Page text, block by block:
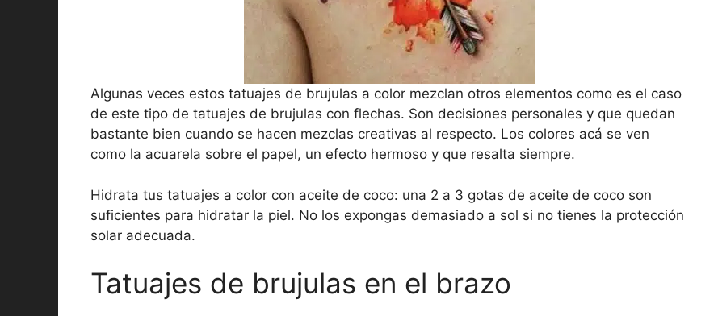
Algunas veces estos tatuajes de brujulas a color mezclan otros elementos como es el caso
de este tipo de tatuajes de brujulas con flechas. Son decisiones personales y que quedan
bastante bien cuando se hacen mezclas creativas al respecto. Los colores acá se ven
como la acuarela sobre el papel, un efecto hermoso y que resalta siempre.
Hidrata tus tatuajes a color con aceite de coco: una 2 a 3 gotas de aceite de coco son
suficientes para hidratar la piel. No los expongas demasiado a sol si no tienes la protección
solar adecuada.
Tatuajes de brujulas en el brazo